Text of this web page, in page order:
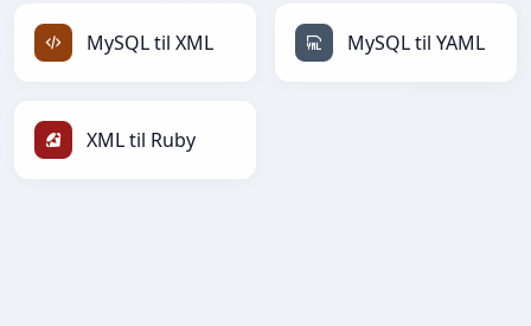
MySQL til XML MySQL til YAML
XML til Ruby